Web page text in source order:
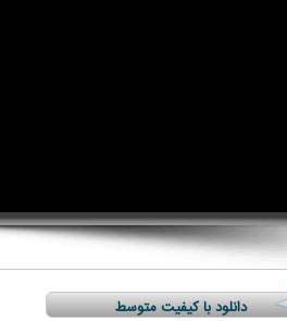
دانلود با کیفیت متوسط